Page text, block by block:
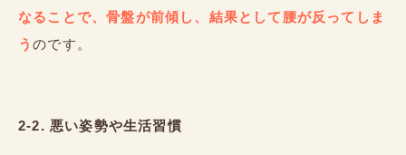
なることで、骨盤が前傾し、結果として腰が反ってしま
うのです。
2-2. 悪い姿勢や生活習慣